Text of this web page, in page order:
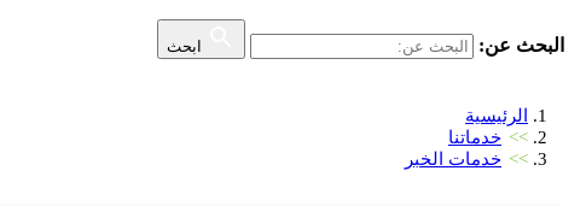
البحث عن: ابحث
الرئيسية
>> خدماتنا
>> خدمات الخبر